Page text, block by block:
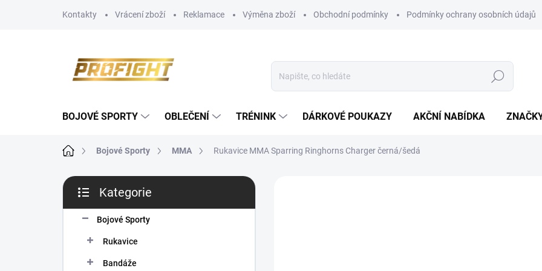
Kontakty Vrácení zboží Reklamace Výměna zboží Obchodní podmínky Podmínky ochrany osobních údajů
Hledat
BOJOVÉ SPORTY OBLEČENÍ TRÉNINK DÁRKOVÉ POUKAZY AKČNÍ NABÍDKA
Domů Bojové Sporty MMA Rukavice MMA Sparring Ringhorns Charger černá/šedá
P
s
kategorie
Kategorie
Bojové Sporty
Rukavice
Bandáže